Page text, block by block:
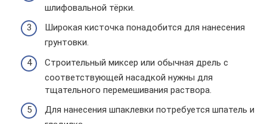
шлифовальной тёрки.
Широкая кисточка понадобится для нанесения
грунтовки.
Строительный миксер или обычная дрель с
соответствующей насадкой нужны для
тщательного перемешивания раствора.
Для нанесения шпаклевки потребуется шпатель и